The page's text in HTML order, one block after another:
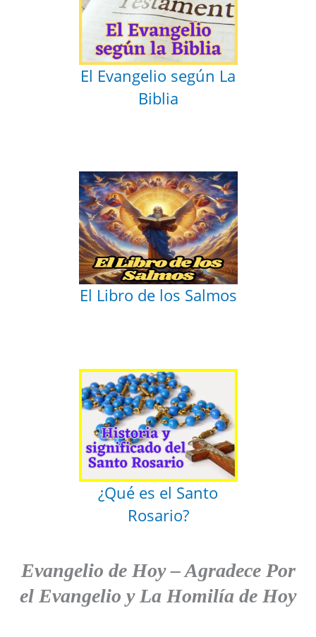
El Evangelio según La
Biblia
El Libro de los Salmos
¿Qué es el Santo
Rosario?
Evangelio de Hoy–Agradece Por
el Evangelio y La Homilía de Hoy